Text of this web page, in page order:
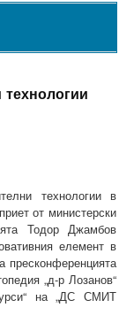
технологии в
от министерски
Тодор Джамбов
елемент в
пресконференцията
„д-р Лозанов“
на „ДС СМИТ